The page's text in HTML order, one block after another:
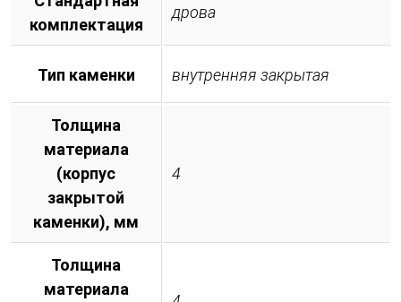
комплектация
дрова
Тип каменки внутренняя закрытая
Толщина
материала
(корпус
закрытой
каменки), мм
4
Толщина
материала